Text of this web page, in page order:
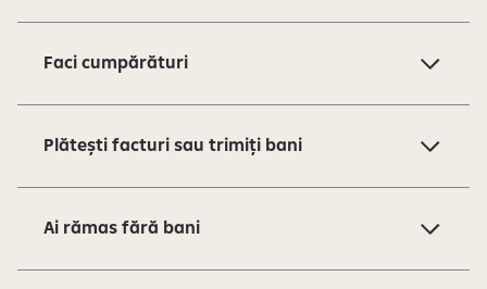
Faci cumpărături
Plătești facturi sau trimiți bani
Ai rămas fără bani